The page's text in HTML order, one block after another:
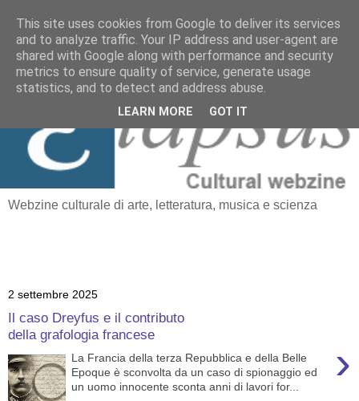
≡ Elapsus
Webzine culturale di arte, letteratura, musica e scienza
2 settembre 2025
Il caso Dreyfus e il contributo
della grafologia francese
›
La Francia della terza Repubblica e della Belle
Epoque è sconvolta da un caso di spionaggio ed
un uomo innocente sconta anni di lavori for...
This site uses cookies from Google to deliver its services
and to analyze traffic. Your IP address and user-agent are
shared with Google along with performance and security
metrics to ensure quality of service, generate usage
statistics, and to detect and address abuse.
LEARN MORE GOT IT